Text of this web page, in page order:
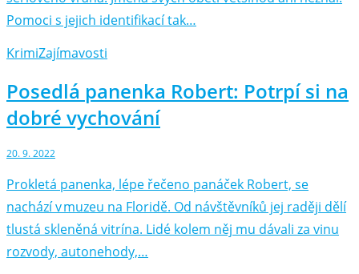
Pomoci s jejich identifikací tak…
KrimiZajímavosti
Posedlá panenka Robert: Potrpí si na
dobré vychování
20. 9. 2022
Prokletá panenka, lépe řečeno panáček Robert, se
nachází v muzeu na Floridě. Od návštěvníků jej raději dělí
tlustá skleněná vitrína. Lidé kolem něj mu dávali za vinu
rozvody, autonehody,…